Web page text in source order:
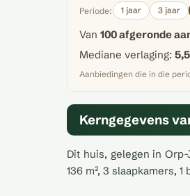
Periode: 1 jaar 3 jaar
Van 100 afgeronde
Mediane verlaging:
Aanbiedingen die in die
Kerngegevens
Dit huis, gelegen in
136 m², 3 slaapkamers,